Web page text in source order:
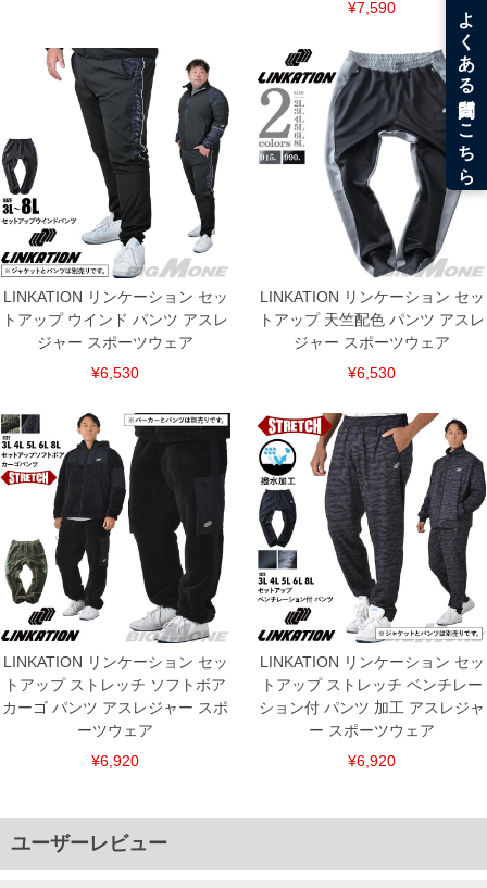
¥7,590
LINKATION リンケーション セッ
トアップ ウインド パンツ アスレ
ジャー スポーツウェア
¥6,530
LINKATION リンケーション セッ
トアップ 天竺配色 パンツ アスレ
ジャー スポーツウェア
¥6,530
LINKATION リンケーション セッ
トアップ ストレッチ ソフトボア
カーゴ パンツ アスレジャー スポ
ーツウェア
¥6,920
LINKATION リンケーション セッ
トアップ ストレッチ ベンチレー
ション付 パンツ 加工 アスレジャ
ー スポーツウェア
¥6,920
ユーザーレビュー